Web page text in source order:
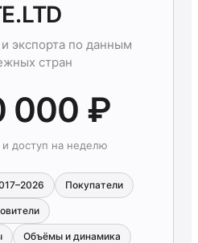
экспорта по данным
стран
000 ₽
доступ на неделю
Покупатели
Объёмы и динамика